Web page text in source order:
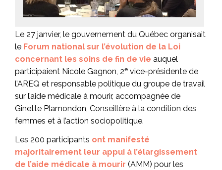
Le 27 janvier, le gouvernement du Québec organisait
le Forum national sur l’évolution de la Loi
concernant les soins de fin de vie auquel
participaient Nicole Gagnon, 2e vice-présidente de
l’AREQ et responsable politique du groupe de travail
sur l’aide médicale à mourir, accompagnée de
Ginette Plamondon, Conseillère à la condition des
femmes et à l’action sociopolitique.
Les 200 participants ont manifesté
majoritairement leur appui à l’élargissement
de l’aide médicale à mourir (AMM) pour les